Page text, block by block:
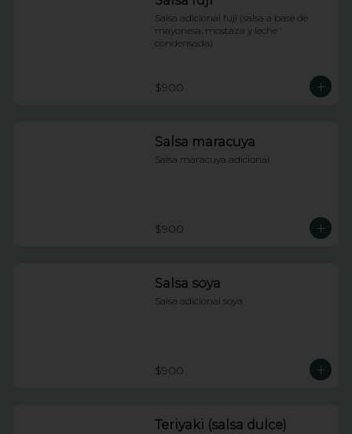
Salsa adicional fuji (salsa a base de
mayonesa, mostaza y leche
condensada)
$900
Salsa maracuya
Salsa maracuya adicional
$900
Salsa soya
Salsa adicional soya
$900
Teriyaki (salsa dulce)